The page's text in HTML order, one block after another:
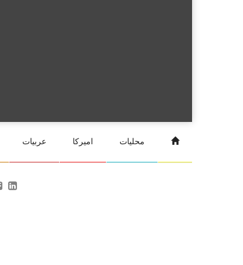
محليات اميركا عربيات